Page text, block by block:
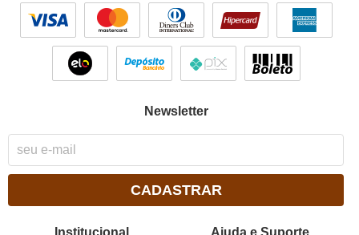
Newsletter
CADASTRAR
Institucional Ajuda e Suporte